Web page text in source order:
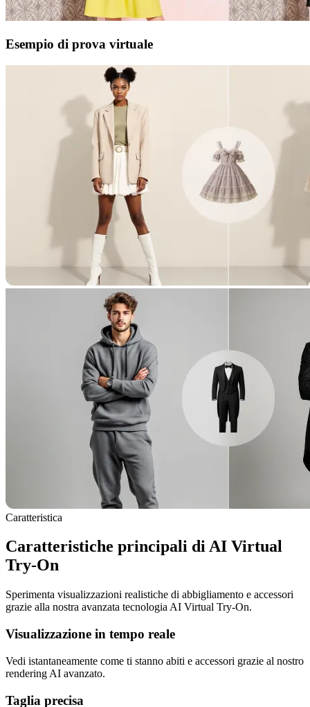
Esempio di prova virtuale
Caratteristica
Caratteristiche principali di AI Virtual
Try-On
Sperimenta visualizzazioni realistiche di abbigliamento e accessori
grazie alla nostra avanzata tecnologia AI Virtual Try-On.
Visualizzazione in tempo reale
Vedi istantaneamente come ti stanno abiti e accessori grazie al nostro
rendering AI avanzato.
Taglia precisa